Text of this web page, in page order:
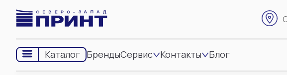
Каталог БрендыСервис Контакты Блог